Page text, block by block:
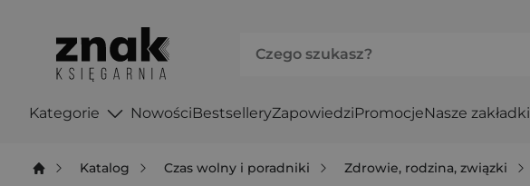
Kategorie NowościBestselleryZapowiedziPromocjeNasze zakładki
Katalog Czas wolny i poradniki Zdrowie, rodzina, związki